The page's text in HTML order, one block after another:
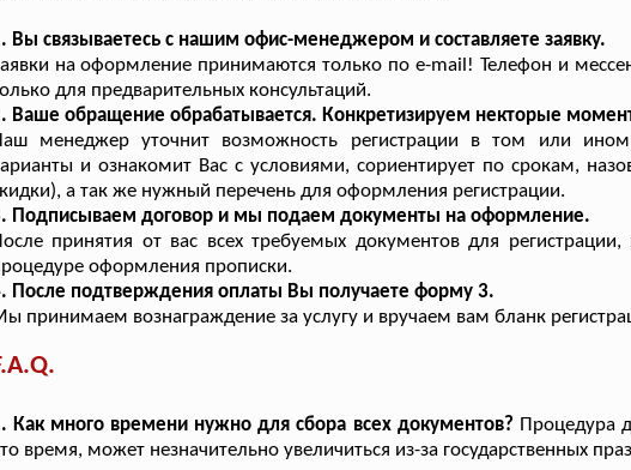
Вы связываетесь с нашим офис-менеджером и составляете заявку.
на оформление принимаются только по e-mail! Телефон и
для предварительных консультаций.
Ваше обращение обрабатывается. Конкретизируем некторые
менеджер уточнит возможность регистрации в том или
и ознакомит Вас с условиями, сориентирует по срокам,
а так же нужный перечень для оформления регистрации.
Подписываем договор и мы подаем документы на оформление.
принятия от вас всех требуемых документов для
оформления прописки.
После подтверждения оплаты Вы получаете форму 3.
принимаем вознаграждение за услугу и вручаем вам бланк
Как много времени нужно для сбора всех документов? Процедура
время, может незначительно увеличиться из-за государственных